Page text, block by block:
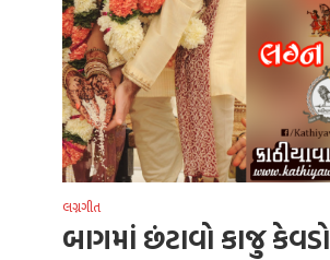
લગ્નગીત
બાગમાં છંટાવો કાજુ કેવડો